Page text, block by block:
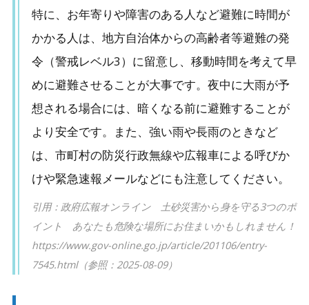
特に、お年寄りや障害のある人など避難に時間が
かかる人は、地方自治体からの高齢者等避難の発
令（警戒レベル3）に留意し、移動時間を考えて早
めに避難させることが大事です。夜中に大雨が予
想される場合には、暗くなる前に避難することが
より安全です。また、強い雨や長雨のときなど
は、市町村の防災行政無線や広報車による呼びか
けや緊急速報メールなどにも注意してください。
引用：政府広報オンライン 土砂災害から身を守る3つのポ
イント あなたも危険な場所にお住まいかもしれません！
https://www.gov-online.go.jp/article/201106/entry-
7545.html（参照：2025-08-09）